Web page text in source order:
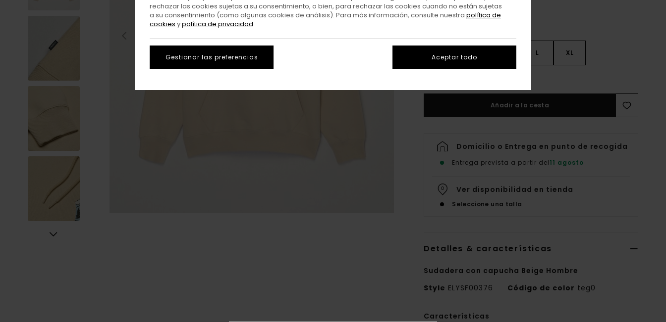
L XL
Añadir a la cesta
Domicilio o Entrega en punto de recogida
Entrega prevista a partir del11 agosto
Ver disponibilidad en tienda
Seleccione una talla
Detalles & características
Sudadera con capucha Beige Hombre
Style ELYSF00376 Código de color teg0
Características
rechazar las cookies sujetas a su consentimiento, o bien, para rechazar las cookies cuando no están sujetas
a su consentimiento (como algunas cookies de análisis). Para más información, consulte nuestra política de
cookies ypolítica de privacidad
Gestionar las preferencias Aceptar todo